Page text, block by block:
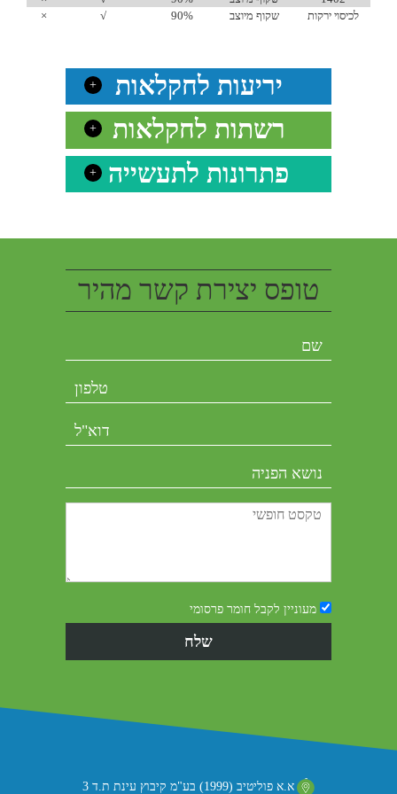
לכיסוי ירקות
שקוף מיוצב 90%
√
×
יריעות לחקלאות +
רשתות לחקלאות +
פתרונות לתעשייה +
טופס יצירת קשר מהיר
מעוניין לקבל חומר פרסומי
א.א פוליטיב (1999) בע"מ קיבוץ עינת ת.ד 3